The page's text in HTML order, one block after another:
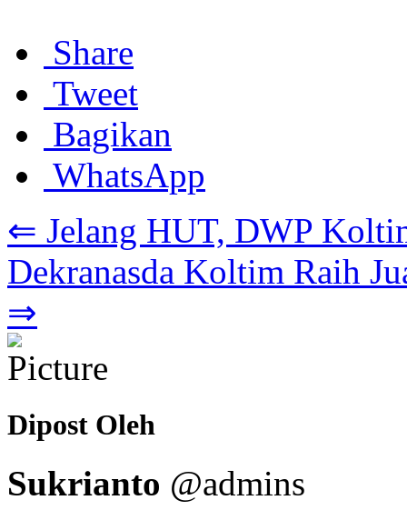
Share
Tweet
Bagikan
WhatsApp
⇐ Jelang HUT, DWP
Dekranasda Koltim Raih
⇒
Dipost Oleh
Sukrianto @admins